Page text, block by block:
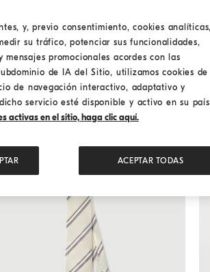
de gabardina Panamá
de gabardina
2
y, previo consentimiento, cookies analíticas,
su tráfico, potenciar sus funcionalidades,
promocionales acordes con las
de IA del Sitio, utilizamos cookies de
de navegación interactivo, adaptativo y
servicio esté disponible y activo en su
activas en el sitio, haga clic aquí.
ACEPTAR TODAS